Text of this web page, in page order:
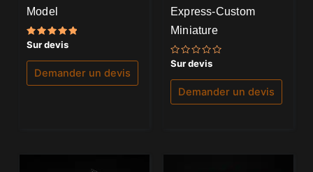
Model
Note
5.00
sur 5
Sur devis
Demander un devis
Express-Custom
Miniature
Note
0
sur
Sur devis
Demander un devis